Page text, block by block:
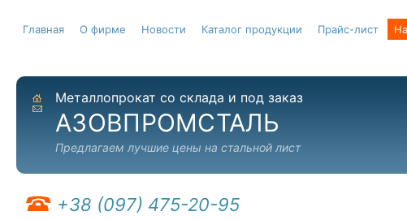
Главная О фирме Новости Каталог продукции Прайс-лист
На главную
Отправить письмо
Металлопрокат со склада и под заказ
АЗОВПРОМСТАЛЬ
Предлагаем лучшие цены на стальной лист
+38 (097) 475-20-95